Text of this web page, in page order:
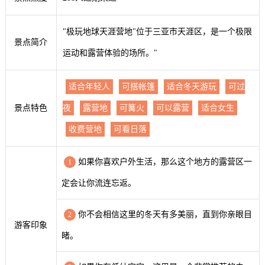
景点简介
"极玩地球天涯营地"位于三亚市天涯区，是一个极限
运动和露营体验的场所。"
景点特色
适合年轻人 可搭帐篷 适合冬天游玩 可过
夜 露营地 可篝火 可以露营 适合女生
收费营地 可看日落
游客印象
1 如果你喜欢户外生活，那么这个地方的露营区一
定会让你流连忘返。
2 你不会相信这里的冬天有多美丽，直到你亲眼目
睹。